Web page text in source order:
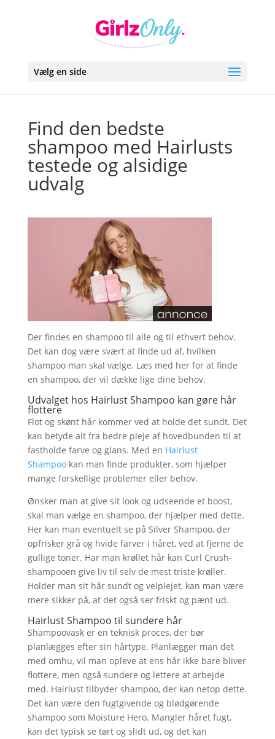
Vælg en side
Find den bedste
shampoo med Hairlusts
testede og alsidige
udvalg
Der findes en shampoo til alle og til ethvert behov.
Det kan dog være svært at finde ud af, hvilken
shampoo man skal vælge. Læs med her for at finde
en shampoo, der vil dække lige dine behov.
Udvalget hos Hairlust Shampoo kan gøre hår
flottere
Flot og skønt hår kommer ved at holde det sundt. Det
kan betyde alt fra bedre pleje af hovedbunden til at
fastholde farve og glans. Med en Hairlust
Shampookan man finde produkter, som hjælper
mange forskellige problemer eller behov.
Ønsker man at give sit look og udseende et boost,
skal man vælge en shampoo, der hjælper med dette.
Her kan man eventuelt se på Silver Shampoo, der
opfrisker grå og hvide farver i håret, ved at fjerne de
gullige toner. Har man krøllet hår kan Curl Crush-
shampooen give liv til selv de mest triste krøller.
Holder man sit hår sundt og velplejet, kan man være
mere sikker på, at det også ser friskt og pænt ud.
Hairlust Shampoo til sundere hår
Shampoovask er en teknisk proces, der bør
planlægges efter sin hårtype. Planlægger man det
med omhu, vil man opleve at ens hår ikke bare bliver
flottere, men også sundere og lettere at arbejde
med. Hairlust tilbyder shampoo, der kan netop dette.
Det kan være den fugtgivende og blødgørende
shampoo som Moisture Hero. Mangler håret fugt,
kan det typisk se tørt og slidt ud, og det kan